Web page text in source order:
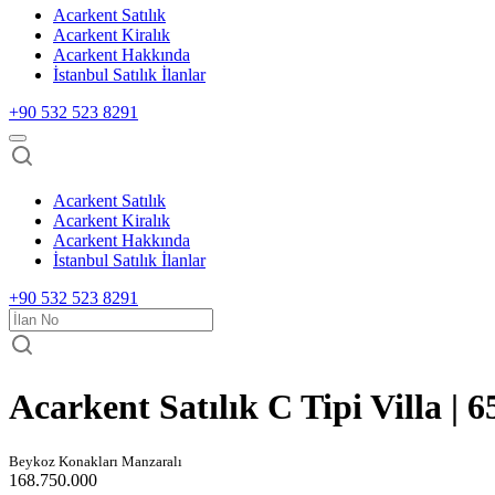
Acarkent Satılık
Acarkent Kiralık
Acarkent Hakkında
İstanbul Satılık İlanlar
+90 532 523 8291
Acarkent Satılık
Acarkent Kiralık
Acarkent Hakkında
İstanbul Satılık İlanlar
+90 532 523 8291
Acarkent Satılık C Tipi Villa |
Beykoz Konakları Manzaralı
168.750.000